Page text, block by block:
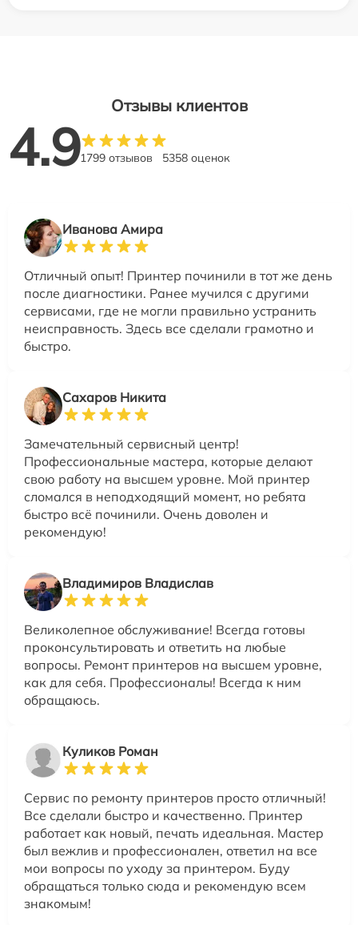
Отзывы клиентов
4.91799 отзывов 5358 оценок
Иванова Амира
Отличный опыт! Принтер починили в тот же день
после диагностики. Ранее мучился с другими
сервисами, где не могли правильно устранить
неисправность. Здесь все сделали грамотно и
быстро.
Сахаров Никита
Замечательный сервисный центр!
Профессиональные мастера, которые делают
свою работу на высшем уровне. Мой принтер
сломался в неподходящий момент, но ребята
быстро всё починили. Очень доволен и
рекомендую!
Владимиров Владислав
Великолепное обслуживание! Всегда готовы
проконсультировать и ответить на любые
вопросы. Ремонт принтеров на высшем уровне,
как для себя. Профессионалы! Всегда к ним
обращаюсь.
Куликов Роман
Сервис по ремонту принтеров просто отличный!
Все сделали быстро и качественно. Принтер
работает как новый, печать идеальная. Мастер
был вежлив и профессионален, ответил на все
мои вопросы по уходу за принтером. Буду
обращаться только сюда и рекомендую всем
знакомым!